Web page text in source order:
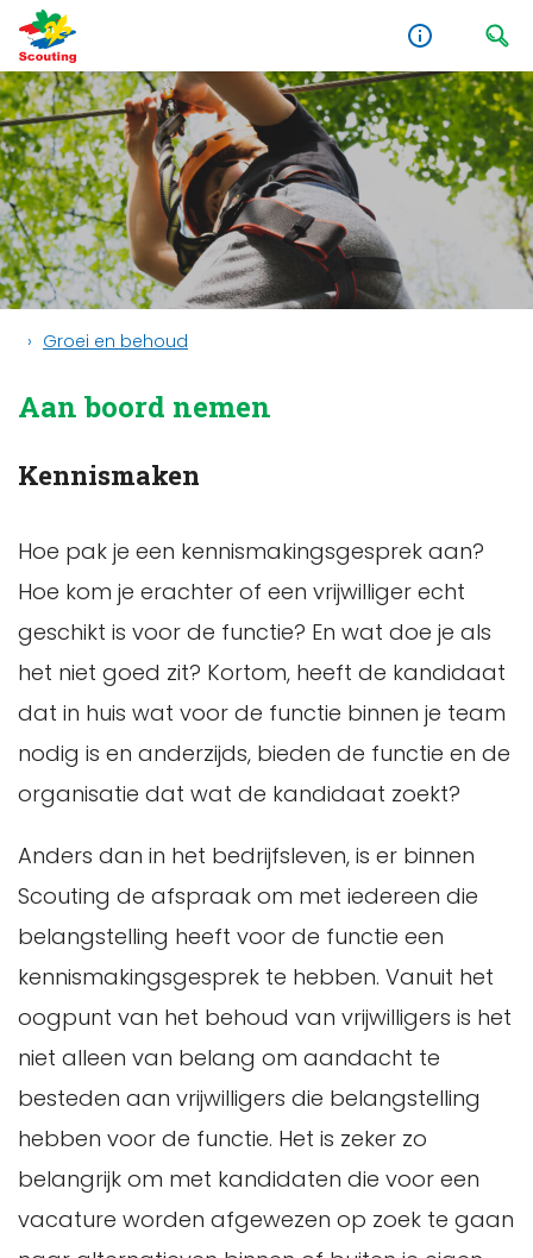
Groei en behoud
Aan boord nemen
Kennismaken
Hoe pak je een kennismakingsgesprek aan?
Hoe kom je erachter of een vrijwilliger echt
geschikt is voor de functie? En wat doe je als
het niet goed zit? Kortom, heeft de kandidaat
dat in huis wat voor de functie binnen je team
nodig is en anderzijds, bieden de functie en de
organisatie dat wat de kandidaat zoekt?
Anders dan in het bedrijfsleven, is er binnen
Scouting de afspraak om met iedereen die
belangstelling heeft voor de functie een
kennismakingsgesprek te hebben. Vanuit het
oogpunt van het behoud van vrijwilligers is het
niet alleen van belang om aandacht te
besteden aan vrijwilligers die belangstelling
hebben voor de functie. Het is zeker zo
belangrijk om met kandidaten die voor een
vacature worden afgewezen op zoek te gaan